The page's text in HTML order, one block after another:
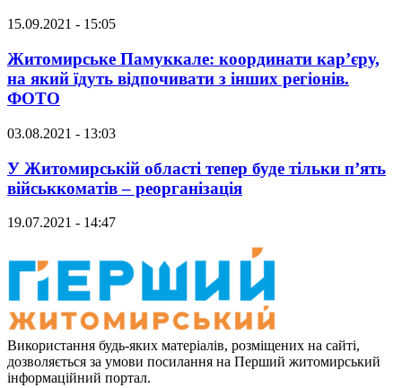
15.09.2021 - 15:05
Житомирське Памуккале: координати кар’єру,
на який їдуть відпочивати з інших регіонів.
ФОТО
03.08.2021 - 13:03
У Житомирській області тепер буде тільки п’ять
військкоматів – реорганізація
19.07.2021 - 14:47
Використання будь-яких матеріалів, розміщених на сайті,
дозволяється за умови посилання на Перший житомирський
інформаційний портал.